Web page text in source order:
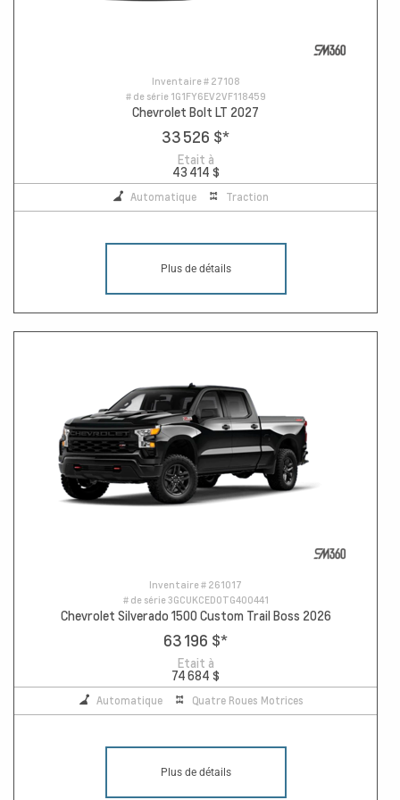
Inventaire # 27108
# de série 1G1FY6EV2VF118459
Chevrolet Bolt LT 2027
33 526 $*
Etait à
43 414 $
Automatique Traction
Plus de détails
Inventaire # 261017
# de série3GCUKCED0TG400441
Chevrolet Silverado 1500 Custom Trail Boss 2026
63 196 $*
Etait à
74 684 $
Automatique Quatre Roues Motrices
Plus de détails